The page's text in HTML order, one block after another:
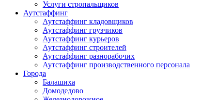
Услуги стропальщиков
Аутстаффинг
Аутстаффинг кладовщиков
Аутстаффинг грузчиков
Аутстаффинг курьеров
Аутстаффинг строителей
Аутстаффинг разнорабочих
Аутстаффинг производственного персонала
Города
Балашиха
Домодедово